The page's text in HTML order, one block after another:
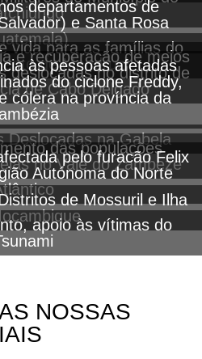
departamentos de
e Santa Rosa
vida para as famílias do
de Mandruzi
e recuperação de meios
deslocadas no distrito de
de Cabo Delgado
às pessoas afetadas
do ciclone Freddy,
cólera na província da
Deslocadas na Gabela
das populações
no Vale do Zambeze
pelo furacão Felix
Autónoma do Norte
de Mossuril e Ilha
apoio às vítimas do
NOSSAS